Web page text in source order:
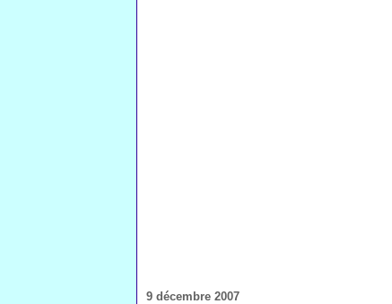
9 décembre 2007